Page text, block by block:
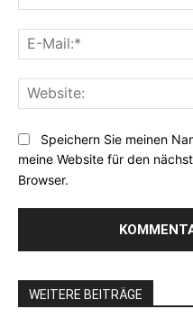
Speichern Sie meinen
meine Website für den
Browser.
WEITERE BEITRÄGE